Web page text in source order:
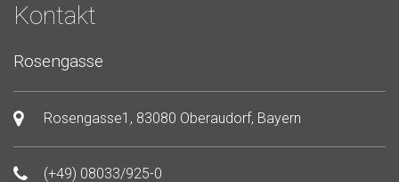
Kontakt
Rosengasse
Rosengasse1, 83080 Oberaudorf, Bayern
(+49) 08033/925-0